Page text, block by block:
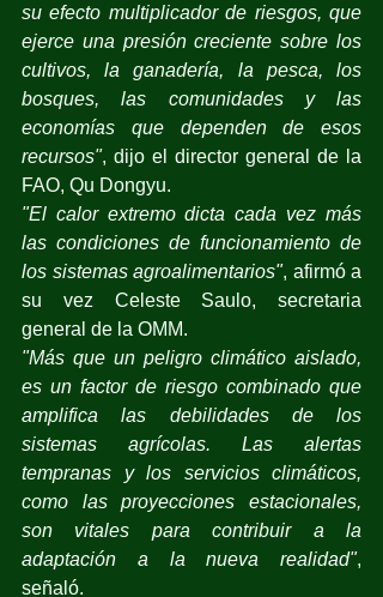
su efecto multiplicador de riesgos, que
ejerce una presión creciente sobre los
cultivos, la ganadería, la pesca, los
bosques, las comunidades y las
economías que dependen de esos
recursos", dijo el director general de la
FAO, Qu Dongyu.
"El calor extremo dicta cada vez más
las condiciones de funcionamiento de
los sistemas agroalimentarios", afirmó a
su vez Celeste Saulo, secretaria
general de la OMM.
"Más que un peligro climático aislado,
es un factor de riesgo combinado que
amplifica las debilidades de los
sistemas agrícolas. Las alertas
tempranas y los servicios climáticos,
como las proyecciones estacionales,
son vitales para contribuir a la
adaptación a la nueva realidad",
señaló.